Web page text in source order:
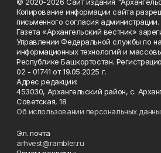
Копирование информации сайта
письменного согласия администрации.
Газета «Архангельский вестник»
Управлении Федеральной службы по
информационных технологий и
Республике Башкортостан.
02 - 01741 от 19.05.2025 г.
Адрес редакции:
453030, Архангельский район, с.
Советская, 18
Об использовании персональных
Эл. почта
arhvest@rambler.ru